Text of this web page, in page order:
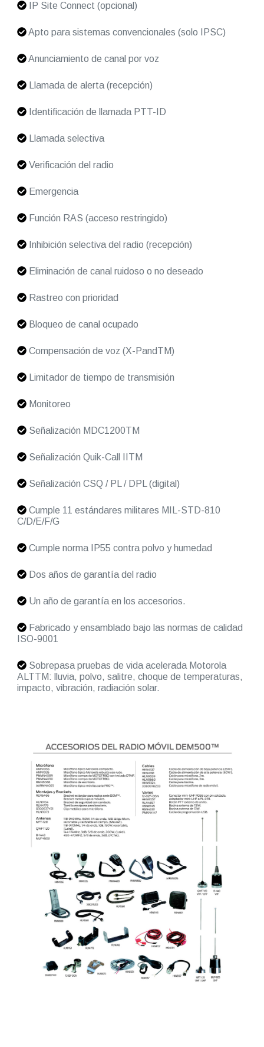
IP Site Connect (opcional)
Apto para sistemas convencionales (solo IPSC)
Anunciamiento de canal por voz
Llamada de alerta (recepción)
Identificación de llamada PTT-ID
Llamada selectiva
Verificación del radio
Emergencia
Función RAS (acceso restringido)
Inhibición selectiva del radio (recepción)
Eliminación de canal ruidoso o no deseado
Rastreo con prioridad
Bloqueo de canal ocupado
Compensación de voz (X-PandTM)
Limitador de tiempo de transmisión
Monitoreo
Señalización MDC1200TM
Señalización Quik-Call IITM
Señalización CSQ / PL / DPL (digital)
Cumple 11 estándares militares MIL-STD-810
C/D/E/F/G
Cumple norma IP55 contra polvo y humedad
Dos años de garantía del radio
Un año de garantía en los accesorios.
Fabricado y ensamblado bajo las normas de calidad
ISO-9001
Sobrepasa pruebas de vida acelerada Motorola
ALTTM: lluvia, polvo, salitre, choque de temperaturas,
impacto, vibración, radiación solar.